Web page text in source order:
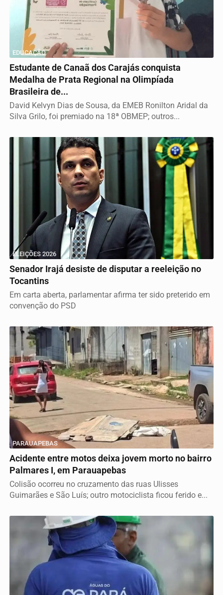
EDUCAÇÃO
Estudante de Canaã dos Carajás conquista
Medalha de Prata Regional na Olimpíada
Brasileira de...
David Kelvyn Dias de Sousa, da EMEB Ronilton Aridal da
Silva Grilo, foi premiado na 18ª OBMEP; outros...
ELEIÇÕES 2026
Senador Irajá desiste de disputar a reeleição no
Tocantins
Em carta aberta, parlamentar afirma ter sido preterido em
convenção do PSD
PARAUAPEBAS
Acidente entre motos deixa jovem morto no bairro
Palmares I, em Parauapebas
Colisão ocorreu no cruzamento das ruas Ulisses
Guimarães e São Luís; outro motociclista ficou ferido e...